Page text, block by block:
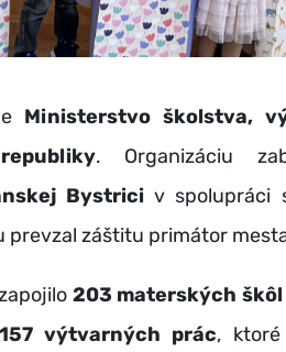
Ministerstvo školstva,
. Organizáciu
Bystrici v spolupráci
prevzal záštitu primátor
203 materských škôl
výtvarných prác, ktoré